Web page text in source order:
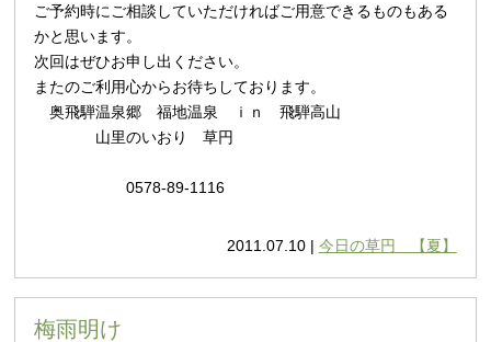
ご予約時にご相談していただければご用意できるものもある
かと思います。
次回はぜひお申し出ください。
またのご利用心からお待ちしております。
奥飛騨温泉郷 福地温泉 ｉｎ 飛騨高山
山里のいおり 草円
0578-89-1116
2011.07.10 | 今日の草円 【夏】
梅雨明け